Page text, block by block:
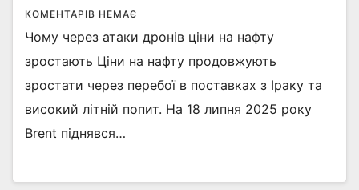
КОМЕНТАРІВ НЕМАЄ
Чому через атаки дронів ціни на нафту
зростають Ціни на нафту продовжують
зростати через перебої в поставках з Іраку та
високий літній попит. На 18 липня 2025 року
Brent піднявся…